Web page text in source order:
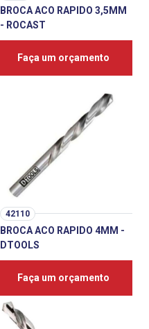
BROCA ACO RAPIDO 3,5MM
- ROCAST
Faça um orçamento
42110
BROCA ACO RAPIDO 4MM -
DTOOLS
Faça um orçamento